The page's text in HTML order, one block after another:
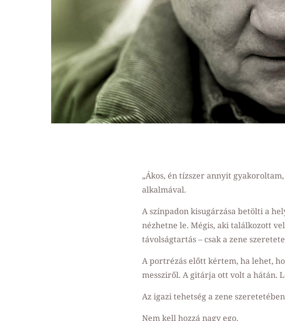
„Ákos, én tízszer annyit
alkalmával.
A színpadon kisugárzása betölti a
nézhetne le. Mégis, aki találkozott
távolságtartás – csak a zene
A portrézás előtt kértem, ha lehet,
messziről. A gitárja ott volt a hátán.
Az igazi tehetség a zene
Nem kell hozzá nagy ego.